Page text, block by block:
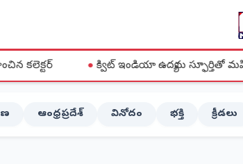
●క్విట్ ఇండియా ఉద్యమ స్ఫూర్తితో మహిళలు ఐక్య
ఆంధ్రప్రదేశ్ వినోదం భక్తి క్రీడలు